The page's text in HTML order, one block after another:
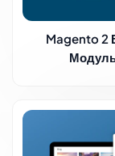
Magento 2